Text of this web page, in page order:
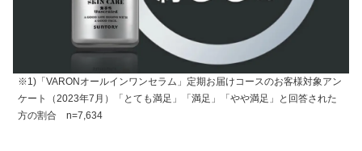
※1)「VARONオールインワンセラム」定期お届けコースのお客様対象アン
ケート（2023年7月）「とても満足」「満足」「やや満足」と回答された
方の割合 n=7,634